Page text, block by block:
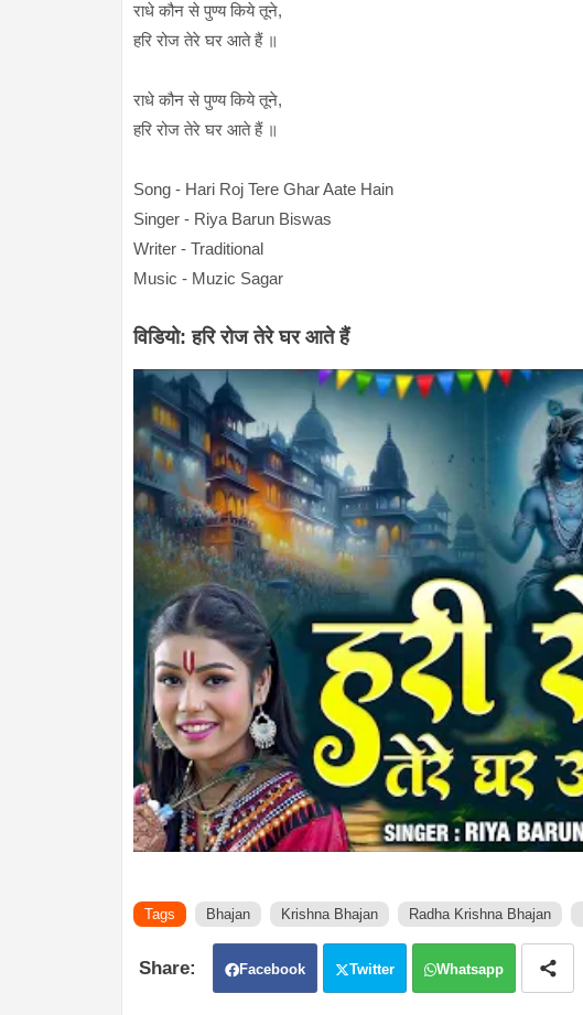
राधे कौन से पुण्य किये तूने,
हरि रोज तेरे घर आते हैं ॥
राधे कौन से पुण्य किये तूने,
हरि रोज तेरे घर आते हैं ॥
Song - Hari Roj Tere Ghar Aate Hain
Singer - Riya Barun Biswas
Writer - Traditional
Music - Muzic Sagar
विडियो: हरि रोज तेरे घर आते हैं
Tags Bhajan Krishna Bhajan Radha Krishna Bhajan
Facebook Twitter Whatsapp